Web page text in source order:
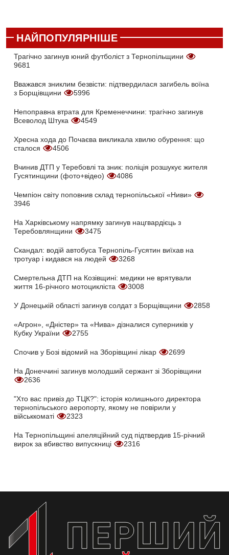
НАЙПОПУЛЯРНІШЕ
Трагічно загинув юний футболіст з Тернопільщини
9681
Вважався зниклим безвісти: підтвердилася загибель воїна
з Борщівщини
5996
Непоправна втрата для Кременеччини: трагічно загинув
Всеволод Штука
4549
Хресна хода до Почаєва викликала хвилю обурення: що
сталося
4506
Вчинив ДТП у Теребовлі та зник: поліція розшукує жителя
Гусятинщини (фото+відео)
4086
Чемпіон світу поповнив склад тернопільської «Ниви»
3946
На Харківському напрямку загинув нацгвардієць з
Теребовлянщини
3475
Скандал: водій автобуса Тернопіль-Гусятин виїхав на
тротуар і кидався на людей
3268
Смертельна ДТП на Козівщині: медики не врятували
життя 16-річного мотоцикліста
3008
У Донецькій області загинув солдат з Борщівщини 2858
«Агрон», «Дністер» та «Нива» дізналися суперників у
Кубку України
2755
Спочив у Бозі відомий на Зборівщині лікар 2699
На Донеччині загинув молодший сержант зі Зборівщини
2636
"Хто вас привіз до ТЦК?": історія колишнього директора
тернопільського аеропорту, якому не повірили у
військкоматі
2323
На Тернопільщині апеляційний суд підтвердив 15-річний
вирок за вбивство випускниці
2316